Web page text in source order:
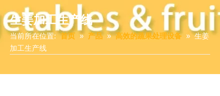
生姜加工生产线
当前所在位置: 首页 » 产品 » 高效的蔬果处理设备 » 生姜
加工生产线